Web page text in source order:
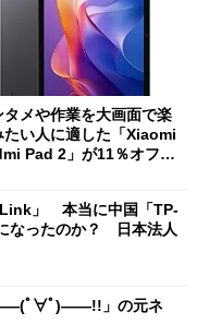
タメや作業を大画面で楽
たい人に適した「Xiaomi
Pad 2」が11％オフの
」 本当に中国「TP-
なったのか？ 日本法人
――(ﾟ∀ﾟ)――!!」の元ネ